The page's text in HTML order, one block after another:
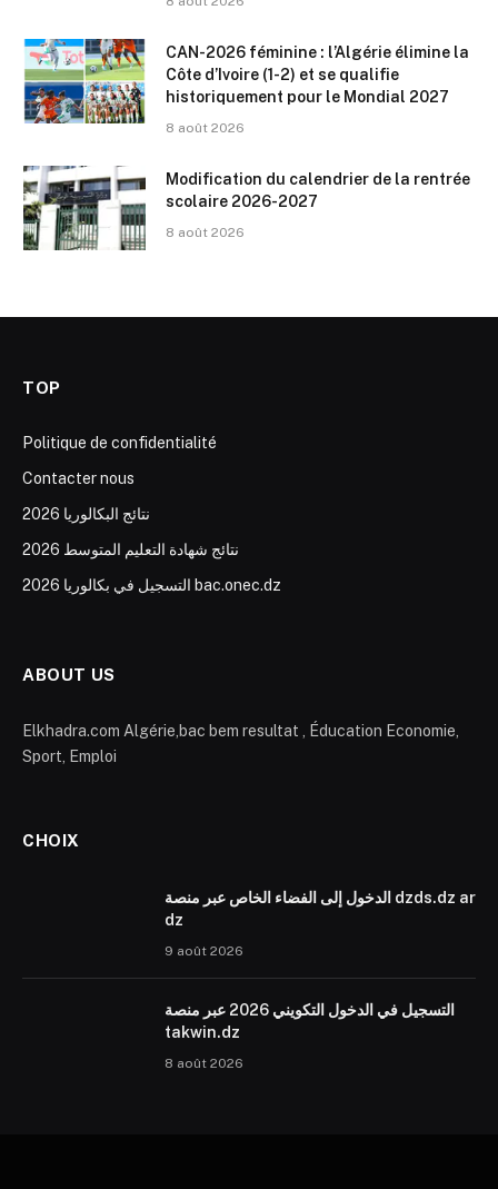
CAN-2026 féminine : l’Algérie élimine la
Côte d’Ivoire (1-2) et se qualifie
historiquement pour le Mondial 2027
8 août 2026
Modification du calendrier de la rentrée
scolaire 2026-2027
8 août 2026
TOP
Politique de confidentialité
Contacter nous
نتائج البكالوريا 2026
نتائج شهادة التعليم المتوسط 2026
التسجيل في بكالوريا 2026 bac.onec.dz
ABOUT US
Elkhadra.com Algérie,bac bem resultat , Éducation Economie,
Sport, Emploi
CHOIX
الدخول إلى الفضاء الخاص عبر منصة dzds.dz ar
dz
9 août 2026
التسجيل في الدخول التكويني 2026 عبر منصة
takwin.dz
8 août 2026